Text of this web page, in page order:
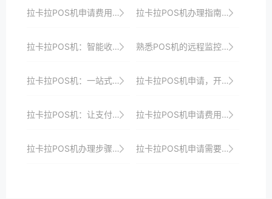
拉卡拉POS机申请费用及优惠政策全解析 拉卡拉POS机办理指南：从零开始轻松掌握收银新技能并打造智能化收银新时代以满足商家多样化需求并引领行业发展方向
拉卡拉POS机：智能收银，提升商家经营效率 熟悉POS机的远程监控功能，以便实时了解设备状态。
拉卡拉POS机：一站式支付服务，轻松管理账务 拉卡拉POS机申请，开启商户支付升级新时代
拉卡拉POS机：让支付更智能，更高效 拉卡拉POS机申请费用及优惠政策全解析
拉卡拉POS机办理步骤详解：轻松搞定收银升级以满足商家多样化需求并引领支付潮流以及提升顾客支付体验 拉卡拉POS机申请需要哪些材料？详细清单